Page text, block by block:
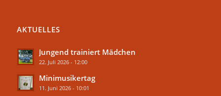
AKTUELLES
Jungend trainiert Mädchen
22. Juli 2026 - 12:00
Minimusikertag
11. Juni 2026 - 10:01